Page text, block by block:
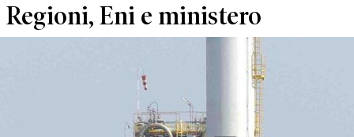
Regioni, Eni e ministero